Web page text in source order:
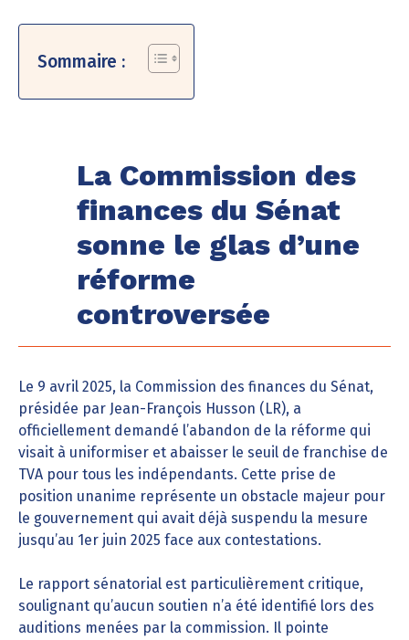
Sommaire :
La Commission des
finances du Sénat
sonne le glas d’une
réforme
controversée
Le 9 avril 2025, la Commission des finances du Sénat,
présidée par Jean-François Husson (LR), a
officiellement demandé l’abandon de la réforme qui
visait à uniformiser et abaisser le seuil de franchise de
TVA pour tous les indépendants. Cette prise de
position unanime représente un obstacle majeur pour
le gouvernement qui avait déjà suspendu la mesure
jusqu’au 1er juin 2025 face aux contestations.
Le rapport sénatorial est particulièrement critique,
soulignant qu’aucun soutien n’a été identifié lors des
auditions menées par la commission. Il pointe